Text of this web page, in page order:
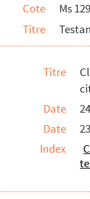
Cote
Ms
Titre
Titre
Date
Date
Index